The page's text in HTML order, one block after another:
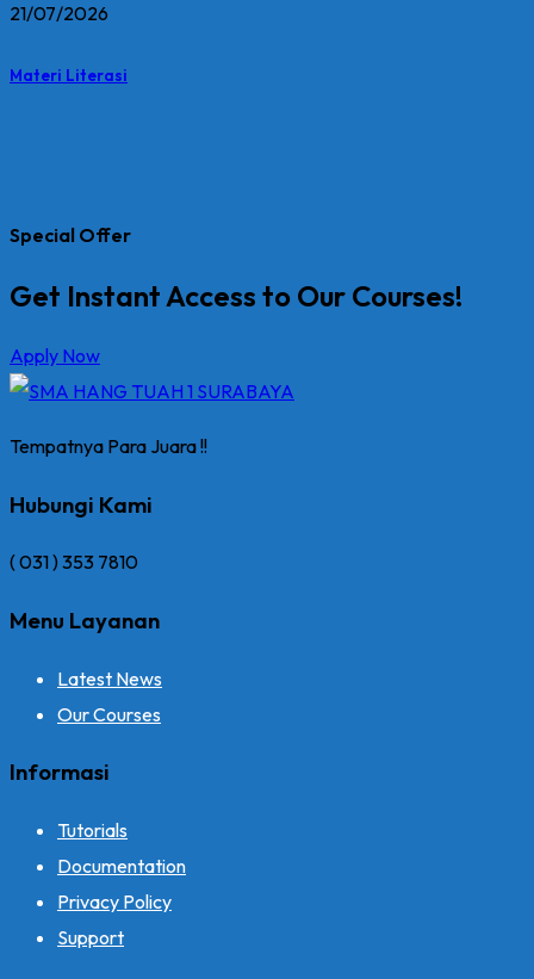
21/07/2026
Materi Literasi
Special Offer
Get Instant Access to Our Courses!
Apply Now
Tempatnya Para Juara !!
Hubungi Kami
( 031 ) 353 7810
Menu Layanan
Latest News
Our Courses
Informasi
Tutorials
Documentation
Privacy Policy
Support